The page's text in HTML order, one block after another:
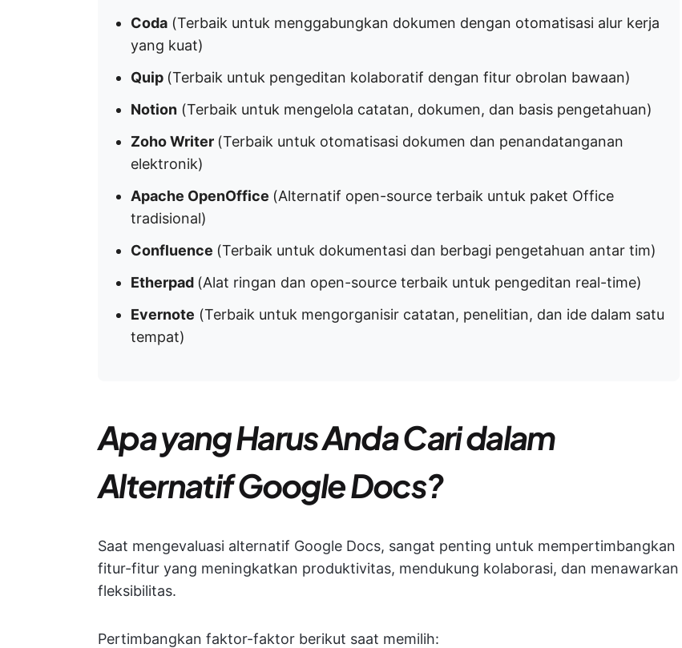
Coda (Terbaik untuk menggabungkan dokumen dengan otomatisasi alur kerja
yang kuat)
Quip (Terbaik untuk pengeditan kolaboratif dengan fitur obrolan bawaan)
Notion (Terbaik untuk mengelola catatan, dokumen, dan basis pengetahuan)
Zoho Writer (Terbaik untuk otomatisasi dokumen dan penandatanganan
elektronik)
Apache OpenOffice (Alternatif open-source terbaik untuk paket Office
tradisional)
Confluence (Terbaik untuk dokumentasi dan berbagi pengetahuan antar tim)
Etherpad (Alat ringan dan open-source terbaik untuk pengeditan real-time)
Evernote (Terbaik untuk mengorganisir catatan, penelitian, dan ide dalam satu
tempat)
Apa yang Harus Anda Cari dalam
Alternatif Google Docs?
Saat mengevaluasi alternatif Google Docs, sangat penting untuk mempertimbangkan
fitur-fitur yang meningkatkan produktivitas, mendukung kolaborasi, dan menawarkan
fleksibilitas.
Pertimbangkan faktor-faktor berikut saat memilih: